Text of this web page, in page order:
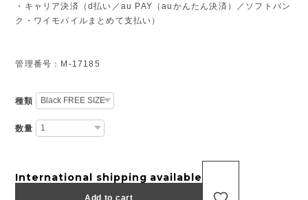
・キャリア決済（d払い／au PAY（auかんたん決済）／ソフトバン
ク・ワイモバイルまとめて支払い）
管理番号：M-17185
種類
数量
International shipping available
Add to cart